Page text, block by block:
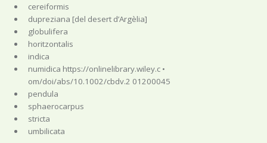
cereiformis
dupreziana [del desert d’Argèlia]
globulifera
horitzontalis
indica
numidica https://onlinelibrary.wiley.c •
om/doi/abs/10.1002/cbdv.2 01200045
pendula
sphaerocarpus
stricta
umbilicata